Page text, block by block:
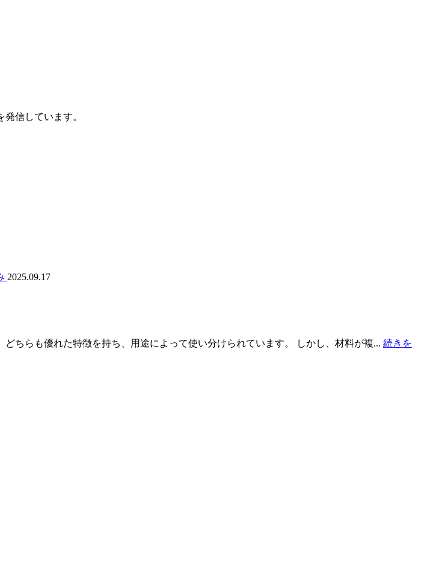
信しています。
2025.09.17
ちらも優れた特徴を持ち、用途によって使い分けられています。 しかし、材料が複... 続きを